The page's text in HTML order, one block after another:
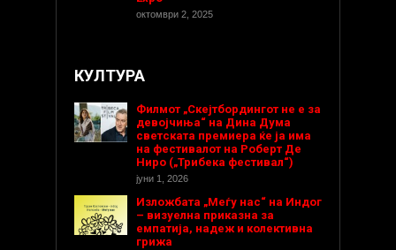
октомври 2, 2025
КУЛТУРА
Филмот „Скејтбордингот не е за
девојчиња“ на Дина Дума
светската премиера ќе ја има
на фестивалот на Роберт Де
Ниро („Трибека фестивал“)
јуни 1, 2026
Изложбата „Меѓу нас“ на Индог
– визуелна приказна за
емпатија, надеж и колективна
грижа